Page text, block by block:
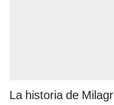
La historia de